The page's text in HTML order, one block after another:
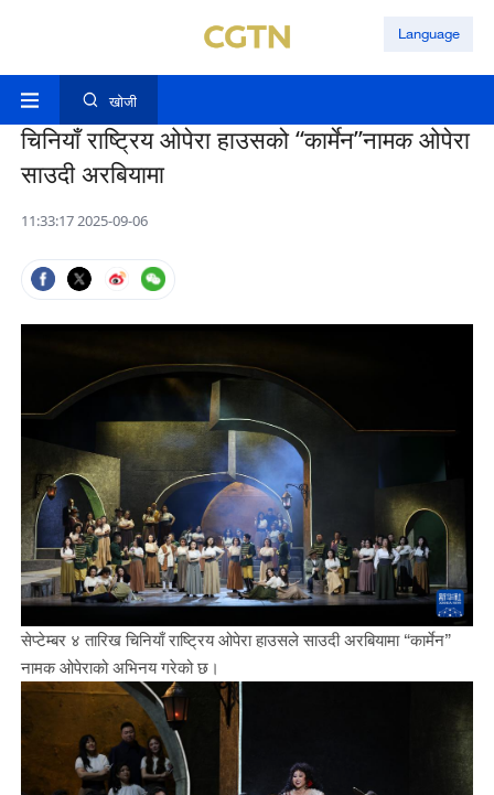
Language
खोजी
चिनियाँ राष्ट्रिय ओपेरा हाउसको “कार्मेन”नामक ओपेरा
साउदी अरबियामा
11:33:17 2025-09-06
सेप्टेम्बर ४ तारिख चिनियाँ राष्ट्रिय ओपेरा हाउसले साउदी अरबियामा “कार्मेन”
नामक ओपेराको अभिनय गरेको छ।